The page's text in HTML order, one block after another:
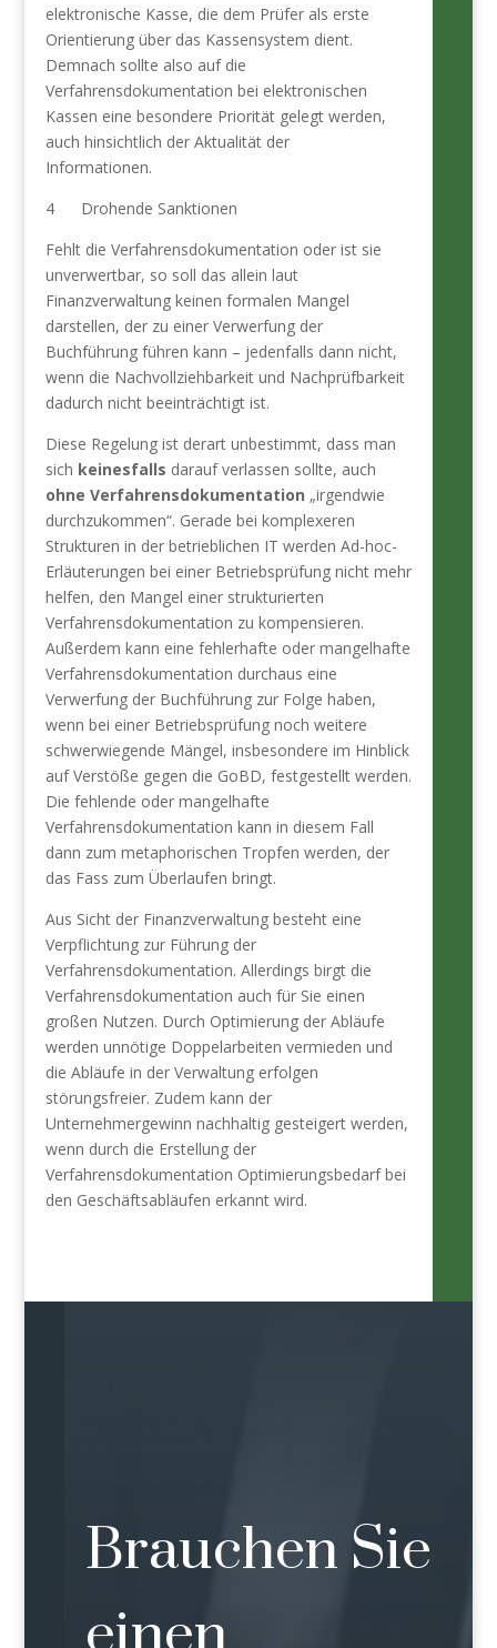
elektronische Kasse, die dem Prüfer als erste
Orientierung über das Kassensystem dient.
Demnach sollte also auf die
Verfahrensdokumentation bei elektronischen
Kassen eine besondere Priorität gelegt werden,
auch hinsichtlich der Aktualität der
Informationen.
4 Drohende Sanktionen
Fehlt die Verfahrensdokumentation oder ist sie
unverwertbar, so soll das allein laut
Finanzverwaltung keinen formalen Mangel
darstellen, der zu einer Verwerfung der
Buchführung führen kann – jedenfalls dann nicht,
wenn die Nachvollziehbarkeit und Nachprüfbarkeit
da­durch nicht beeinträchtigt ist.
Diese Regelung ist derart unbestimmt, dass man
sich keinesfalls darauf verlassen sollte, auch
ohne Verfahrensdokumentation „irgendwie
durchzukommen“. Gerade bei komplexeren
Strukturen in der betrieblichen IT werden Ad-hoc-
Erläuterungen bei einer Betriebsprüfung nicht mehr
helfen, den Mangel einer strukturierten
Verfahrensdokumentation zu kompensieren.
Außerdem kann eine fehlerhafte oder mangelhafte
Verfahrensdokumentation durchaus eine
Verwerfung der Buchführung zur Folge haben,
wenn bei einer Betriebsprüfung noch weitere
schwerwiegende Mängel, insbesondere im Hinblick
auf Verstöße gegen die GoBD, festgestellt werden.
Die fehlende oder mangelhafte
Verfahrensdokumentation kann in diesem Fall
dann zum metaphorischen Tropfen werden, der
das Fass zum Überlaufen bringt.
Aus Sicht der Finanzverwaltung besteht eine
Verpflichtung zur Führung der
Verfahrensdokumentation. Allerdings birgt die
Verfahrensdokumentation auch für Sie einen
großen Nutzen. Durch Optimierung der Abläufe
werden unnötige Doppelarbeiten vermieden und
die Abläufe in der Verwaltung erfolgen
störungsfreier. Zudem kann der
Unternehmergewinn nachhaltig gesteigert werden,
wenn durch die Erstellung der
Verfahrensdokumentation Optimierungsbedarf bei
den Geschäftsabläufen erkannt wird.
Brauchen Sie